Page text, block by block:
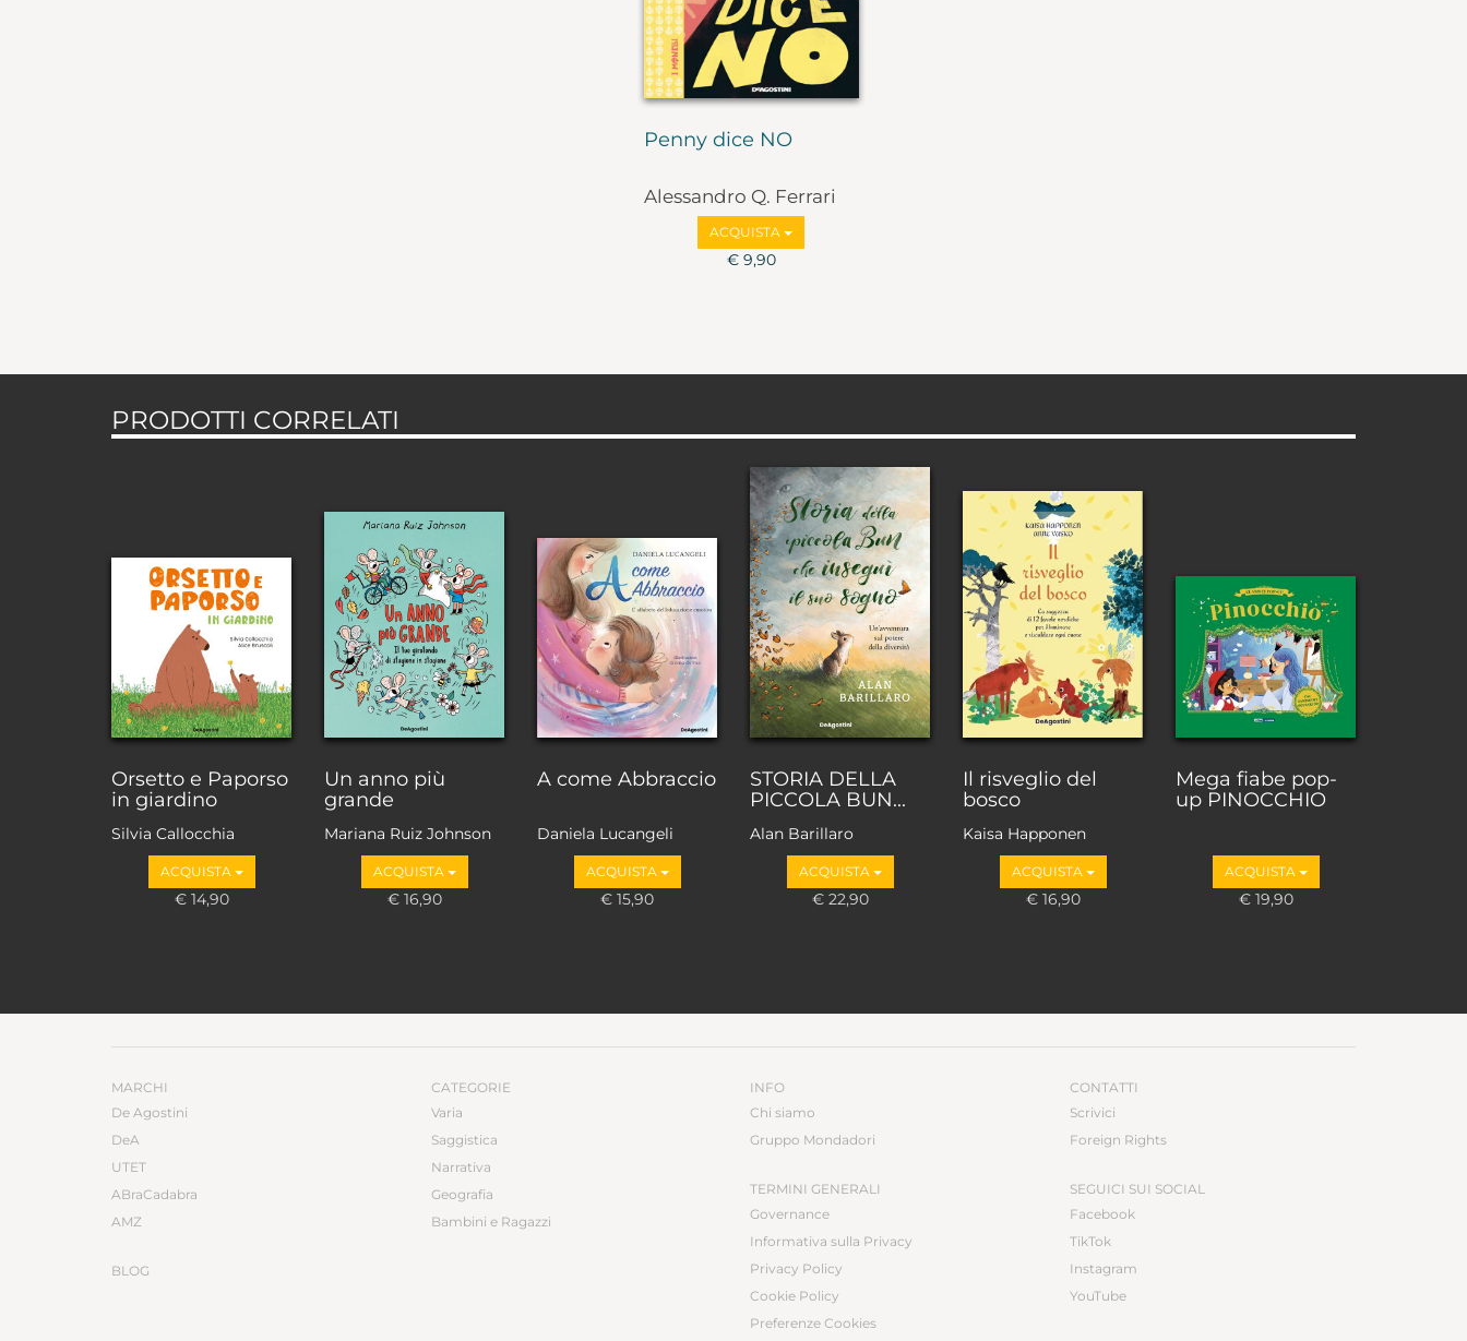
Penny dice NO
Alessandro Q. Ferrari
ACQUISTA
€ 9,90
PRODOTTI CORRELATI
Orsetto e Paporso
in giardino
Silvia Callocchia
ACQUISTA
€ 14,90
Un anno più
grande
Mariana Ruiz Johnson
ACQUISTA
€ 16,90
A come Abbraccio
Daniela Lucangeli
ACQUISTA
€ 15,90
STORIA DELLA
PICCOLA BUN...
Alan Barillaro
ACQUISTA
€ 22,90
Il risveglio del
bosco
Kaisa Happonen
ACQUISTA
€ 16,90
Mega fiabe pop-
up PINOCCHIO
ACQUISTA
€ 19,90
MARCHI
De Agostini
DeA
UTET
ABraCadabra
AMZ
BLOG
CATEGORIE
Varia
Saggistica
Narrativa
Geografia
Bambini e Ragazzi
INFO
Chi siamo
Gruppo Mondadori
TERMINI GENERALI
Governance
Informativa sulla Privacy
Privacy Policy
Cookie Policy
Preferenze Cookies
CONTATTI
Scrivici
Foreign Rights
SEGUICI SUI SOCIAL
Facebook
TikTok
Instagram
YouTube